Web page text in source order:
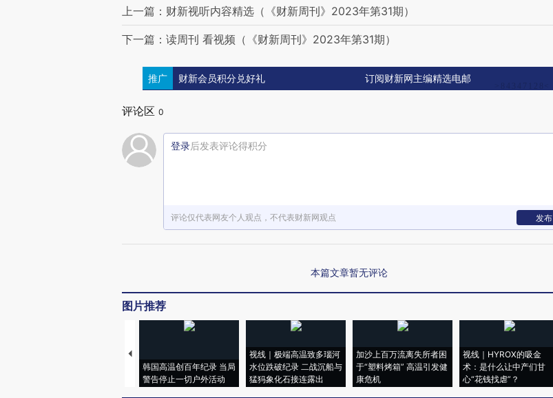
上一篇：财新视听内容精选（《财新周刊》2023年第31期）
下一篇：读周刊 看视频（《财新周刊》2023年第31期）
推广 财新会员积分兑好礼 订阅财新网主编精选电邮
评论区 0
登录后发表评论得积分
评论仅代表网友个人观点，不代表财新网观点 发布
本篇文章暂无评论
图片推荐
韩国高温创百年纪录 当局
警告停止一切户外活动
视线｜极端高温致多瑙河
水位跌破纪录 二战沉船与
猛犸象化石接连露出
加沙上百万流离失所者困
于“塑料烤箱” 高温引发健
康危机
视线｜HYROX的吸金
术：是什么让中产们甘
心“花钱找虐”？